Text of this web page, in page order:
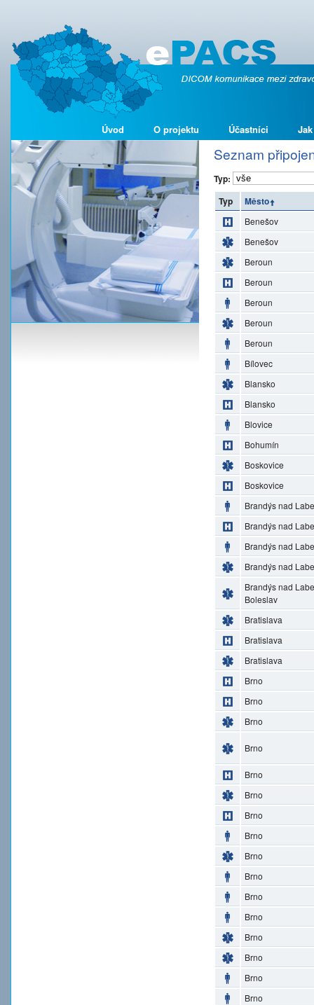
Úvod O projektu Účastníci
Seznam
Typ:
Typ
Město
Benešov
Benešov
Beroun
Beroun
Beroun
Beroun
Beroun
Bílovec
Blansko
Blansko
Blovice
Bohumín
Boskovice
Boskovice
Brandýs nad
Brandýs nad
Brandýs nad
Brandýs nad
Brandýs nad
Boleslav
Bratislava
Bratislava
Bratislava
Brno
Brno
Brno
Brno
Brno
Brno
Brno
Brno
Brno
Brno
Brno
Brno
Brno
Brno
Brno
Brno